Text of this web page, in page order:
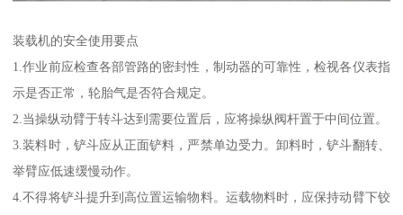
装载机的安全使用要点
1.作业前应检查各部管路的密封性，制动器的可靠性，检视各仪表指
示是否正常，轮胎气是否符合规定。
2.当操纵动臂于转斗达到需要位置后，应将操纵阀杆置于中间位置。
3.装料时，铲斗应从正面铲料，严禁单边受力。卸料时，铲斗翻转、
举臂应低速缓慢动作。
4.不得将铲斗提升到高位置运输物料。运载物料时，应保持动臂下铰